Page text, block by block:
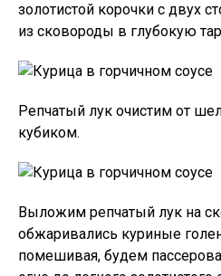
золотистой корочки с двух
из сковороды в глубокую
Репчатый лук очистим от
кубиком.
Выложим репчатый лук на
обжаривались куриные
помешивая, будем